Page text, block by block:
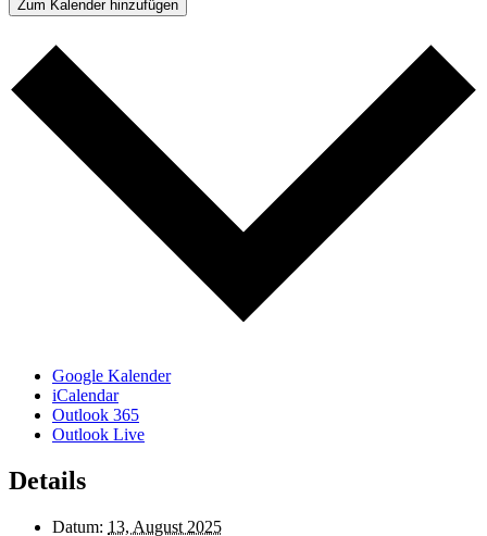
Zum Kalender hinzufügen
Google Kalender
iCalendar
Outlook 365
Outlook Live
Details
Datum: 13, August 2025